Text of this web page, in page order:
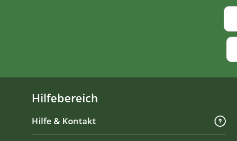
Hilfebereich
Hilfe & Kontakt